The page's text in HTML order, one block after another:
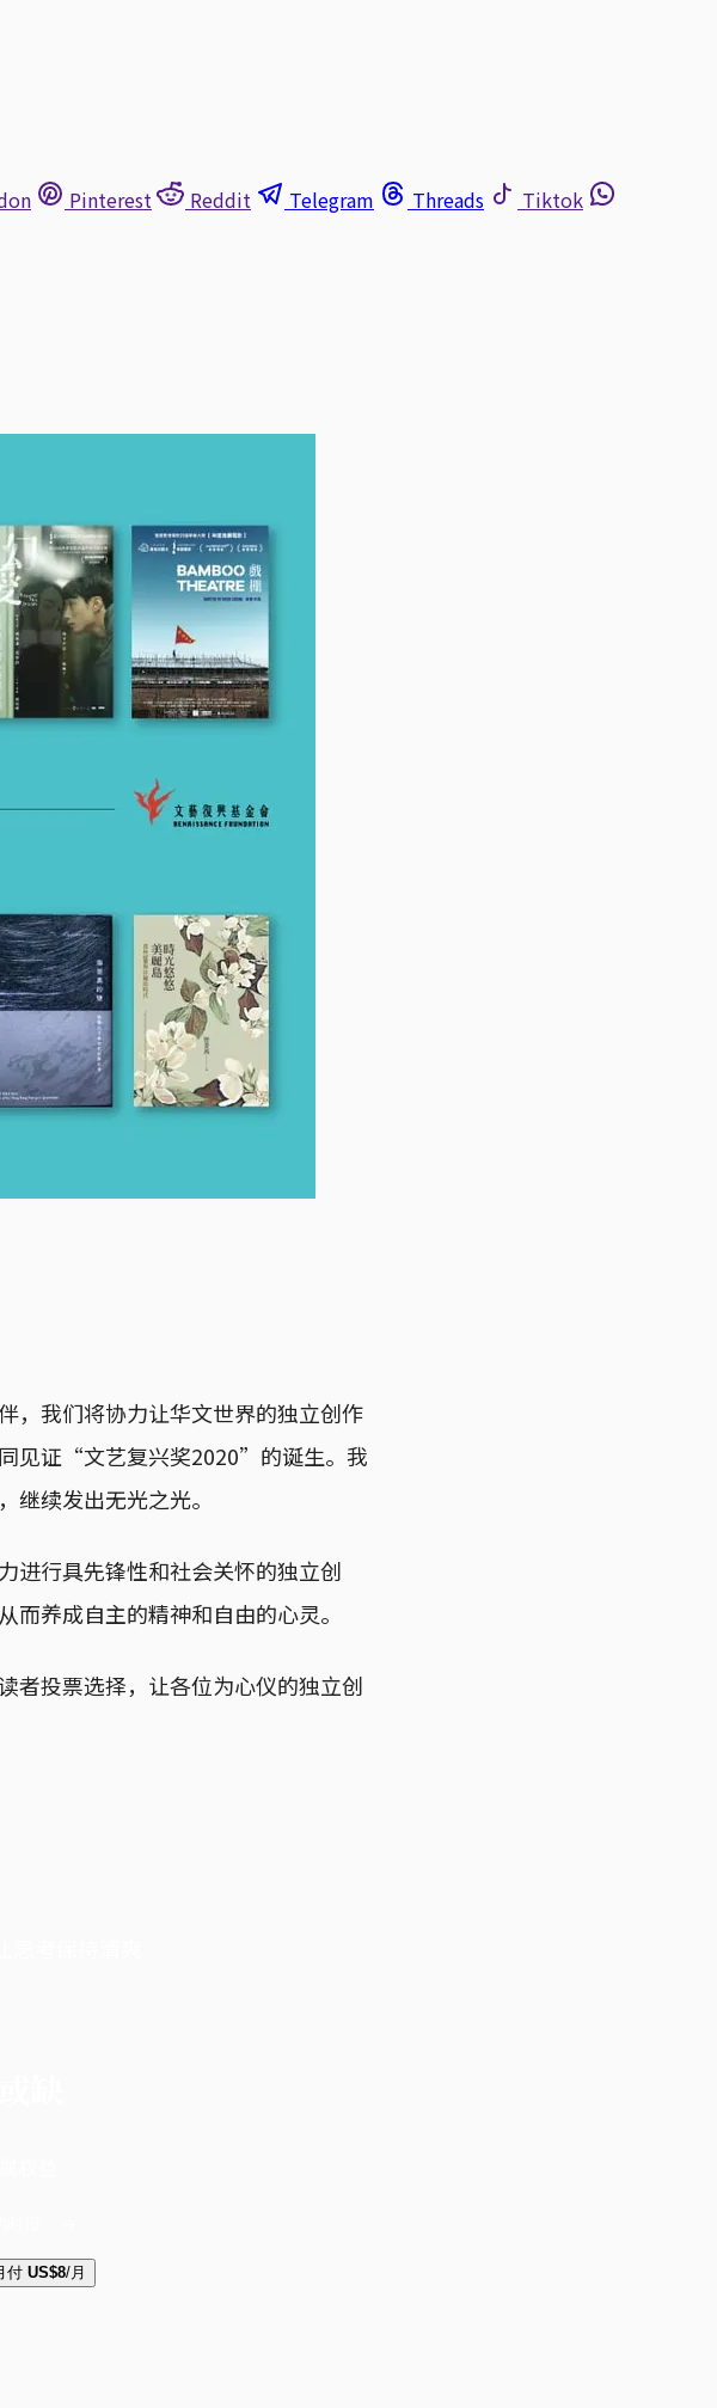
Pinterest Reddit Telegram Threads
Tiktok
，我们将协力让华文世界的独立创作
见证“文艺复兴奖2020”的诞生。我
续发出无光之光。
进行具先锋性和社会关怀的独立创
养成自主的精神和自由的心灵。
者投票选择，让各位为心仪的独立创
付 US$8/月